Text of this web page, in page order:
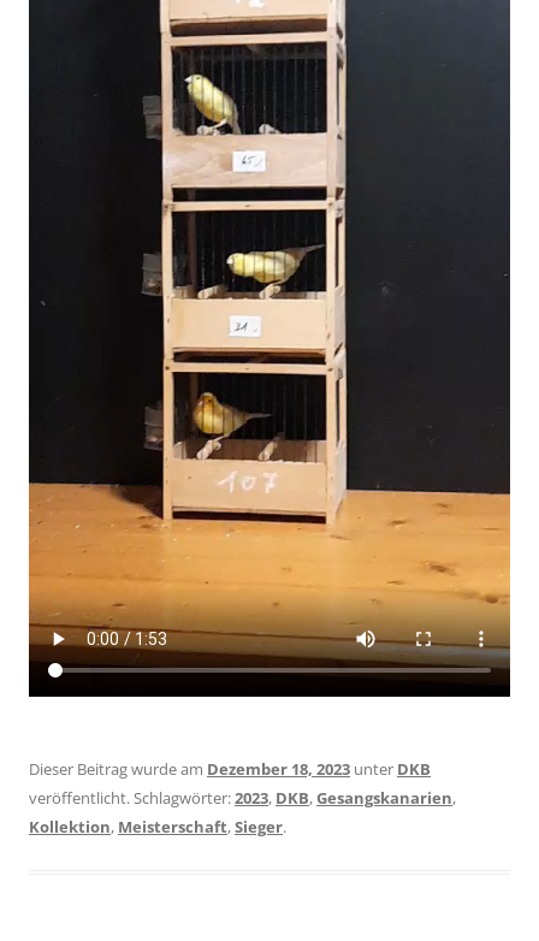
Dieser Beitrag wurde am Dezember 18, 2023 unter DKB
veröffentlicht. Schlagwörter:2023, DKB,Gesangskanarien,
Kollektion, Meisterschaft,Sieger.